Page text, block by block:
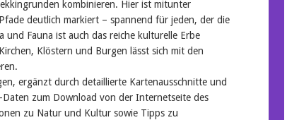
kombinieren. Hier ist mitunter
deutlich markiert – spannend für jeden, der die
und Fauna ist auch das reiche kulturelle Erbe
Klöstern und Burgen lässt sich mit den
ergänzt durch detaillierte Kartenausschnitte und
zum Download von der Internetseite des
zu Natur und Kultur sowie Tipps zu